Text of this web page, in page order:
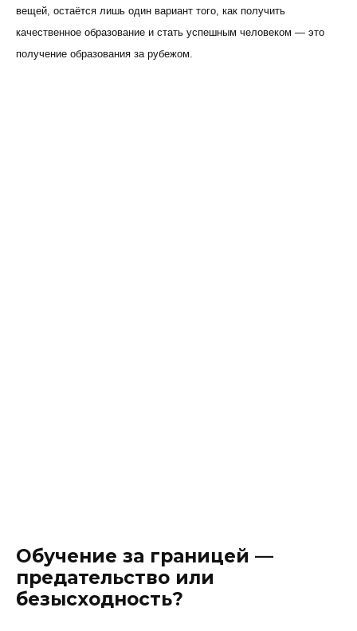
вещей, остаётся лишь один вариант того, как получить
качественное образование и стать успешным человеком — это
получение образования за рубежом.
Обучение за границей —
предательство или
безысходность?